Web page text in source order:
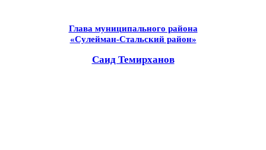
Глава муниципального района
«Сулейман-Стальский район»
Саид Темирханов